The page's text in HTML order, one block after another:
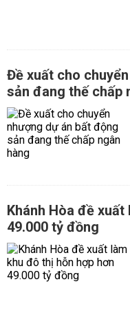
Đề xuất cho
sản đang thế chấp
Khánh Hòa đề
49.000 tỷ đồng